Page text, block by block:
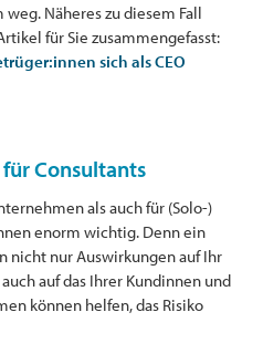
Näheres zu diesem Fall
für Sie zusammengefasst:
sich als CEO
Consultants
als auch für (Solo-)
enorm wichtig. Denn ein
nicht nur Auswirkungen auf Ihr
auf das Ihrer Kundinnen und
können helfen, das Risiko